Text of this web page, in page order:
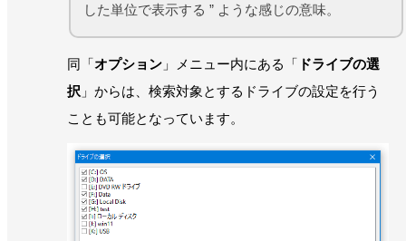
した単位で表示する ” ような感じの意味。
同「オプション 」メニュー内にある「 ドライブの選
択 」からは、検索対象とするドライブの設定を行う
ことも可能となっています。